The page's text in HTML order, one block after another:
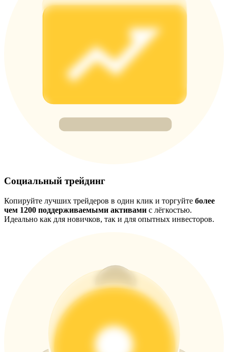
Exclusive for BitMart Users
Register & Trade to Win 500,000 USDT
Precious Metals Trading Carnival
Trade Gold & Silver · 33,333 USDT Bonus
USDT New User Exclusive 10% APR
BTC New User Exclusive: 6.5% APR
BTC Flexible Staking | Daily Rewards
Больше событий
Выигрывайте призы и эксклюзивные награды
Зарегистрироваться
Социальный трейдинг
Копируйте лучших трейдеров в один клик и торгуйте более
чем 1200 поддерживаемыми активами с лёгкостью.
Идеально как для новичков, так и для опытных инвесторов.